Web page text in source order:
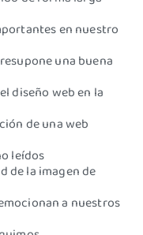
en nuestro
una buena
diseño web en la
de una web
leídos
de la imagen de
a nuestros